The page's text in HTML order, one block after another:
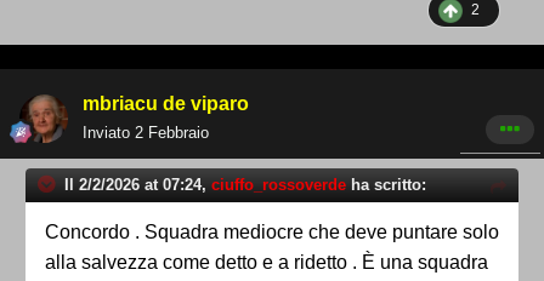
2
mbriacu de viparo
Inviato 2 Febbraio
Il 2/2/2026 at 07:24, ciuffo_rossoverde ha scritto:
Concordo . Squadra mediocre che deve puntare solo
alla salvezza come detto e a ridetto . È una squadra